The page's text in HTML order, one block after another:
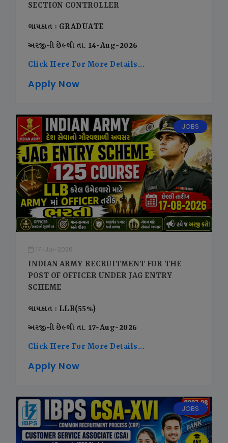
SECTION CONTROLLER
લાયકાત : GRADUATE
અરજીની છેલ્લી તા. 14-Aug-2026
Click Here For More Details...
Apply Now
JOBS
17-Jul-2026
INDIAN ARMY RECRUITMENT FOR THE
POST OF OFFICER UNDER JAG ENTRY
SCHEME
લાયકાત : LLB(55%)
અરજીની છેલ્લી તા. 17-Aug-2026
Click Here For More Details...
Apply Now
JOBS